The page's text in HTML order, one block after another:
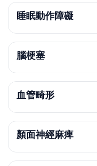
睡眠動作障礙
腦梗塞
血管畸形
顏面神經麻痺